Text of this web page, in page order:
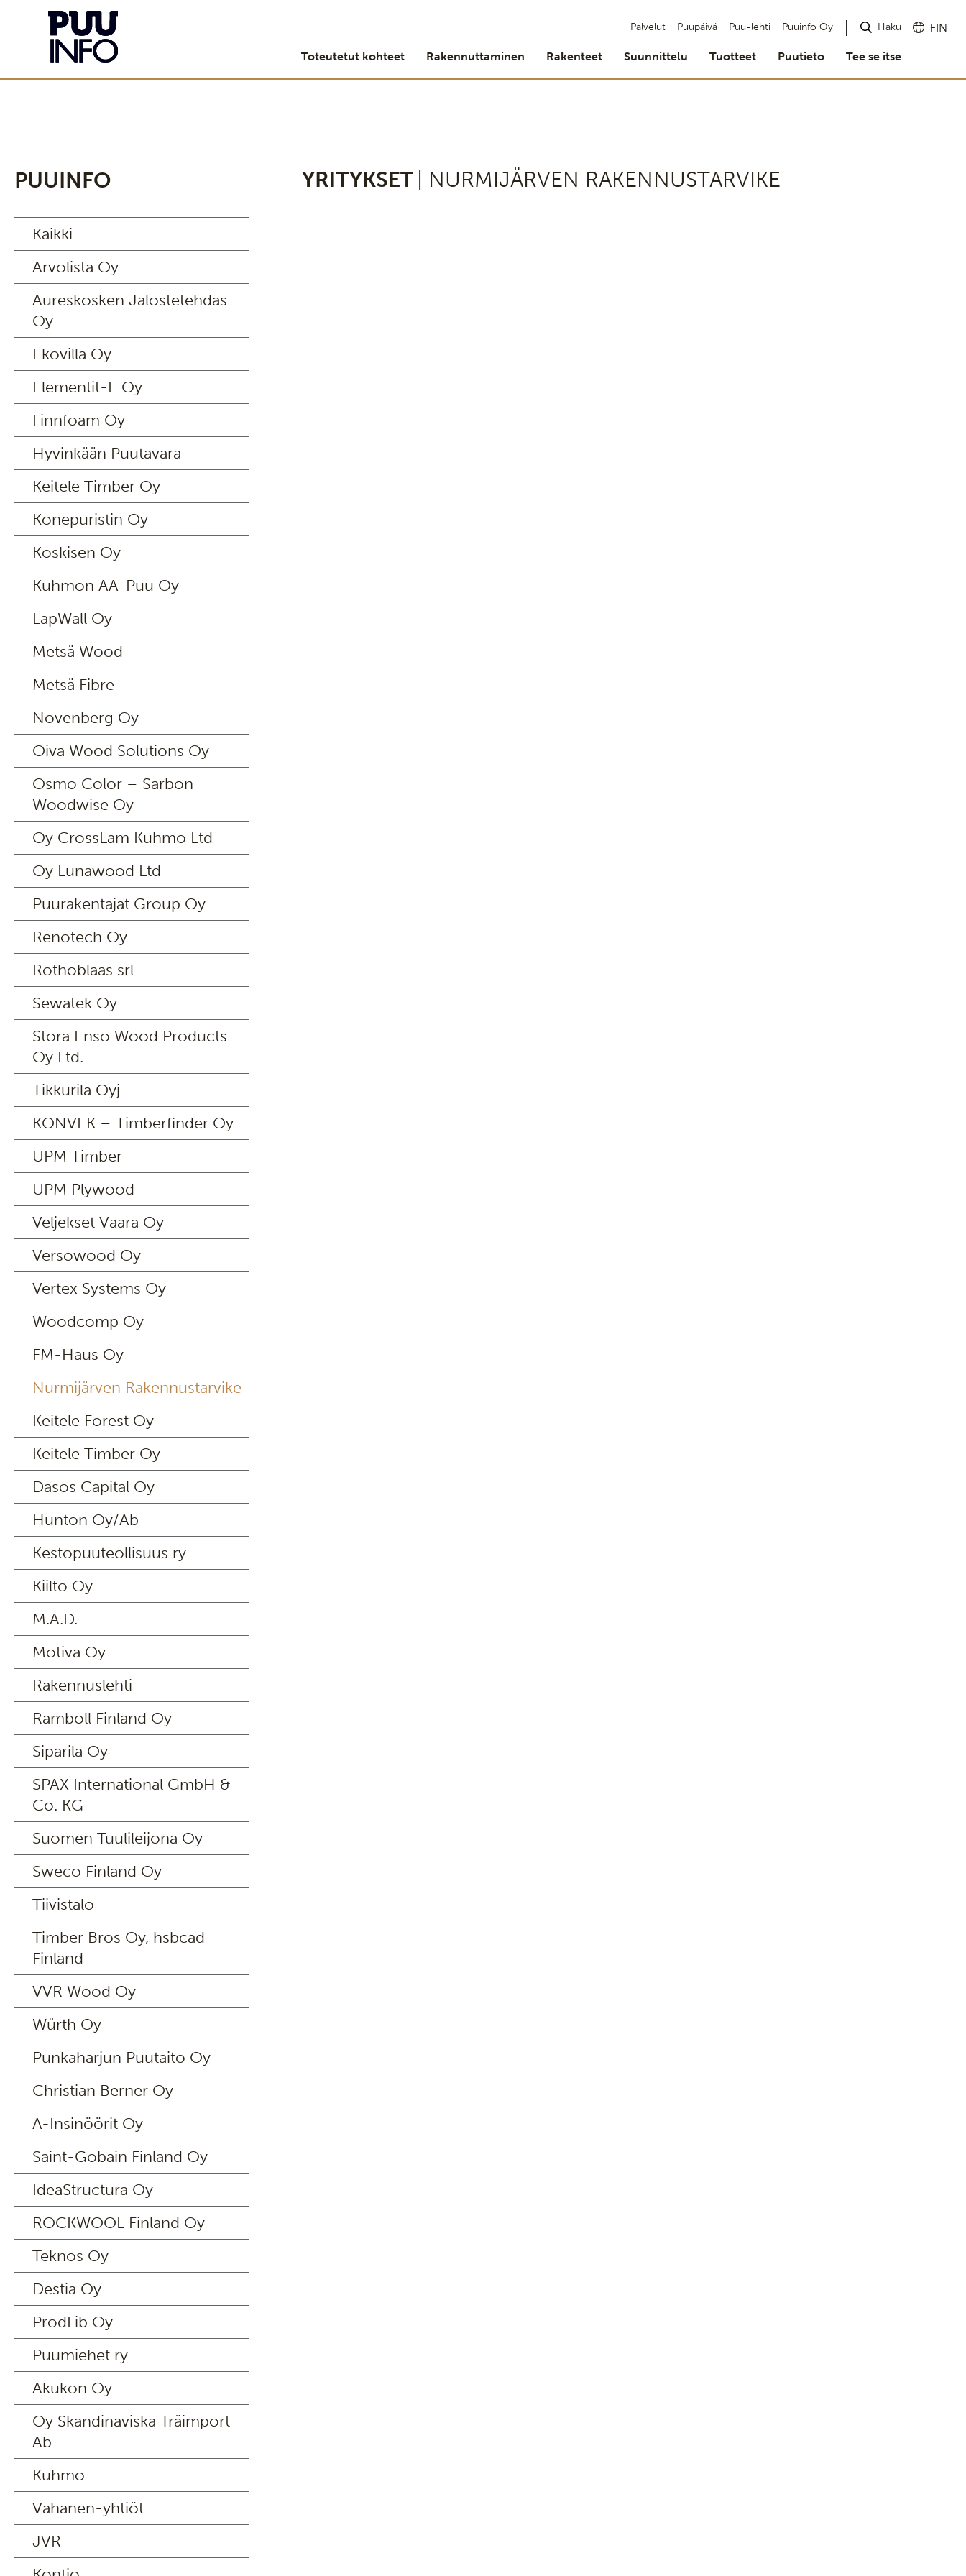
Palvelut Puupäivä Puu-lehti Puuinfo Oy Haku FIN
Toteutetut kohteet Rakennuttaminen Rakenteet Suunnittelu Tuotteet Puutieto Tee se itse
PUUINFO
Kaikki
Arvolista Oy
Aureskosken Jalostetehdas
Oy
Ekovilla Oy
Elementit-E Oy
Finnfoam Oy
Hyvinkään Puutavara
Keitele Timber Oy
Konepuristin Oy
Koskisen Oy
Kuhmon AA-Puu Oy
LapWall Oy
Metsä Wood
Metsä Fibre
Novenberg Oy
Oiva Wood Solutions Oy
Osmo Color – Sarbon
Woodwise Oy
Oy CrossLam Kuhmo Ltd
Oy Lunawood Ltd
Puurakentajat Group Oy
Renotech Oy
Rothoblaas srl
Sewatek Oy
Stora Enso Wood Products
Oy Ltd.
Tikkurila Oyj
KONVEK – Timberfinder Oy
UPM Timber
UPM Plywood
Veljekset Vaara Oy
Versowood Oy
Vertex Systems Oy
Woodcomp Oy
FM-Haus Oy
Nurmijärven Rakennustarvike
Keitele Forest Oy
Keitele Timber Oy
Dasos Capital Oy
Hunton Oy/Ab
Kestopuuteollisuus ry
Kiilto Oy
M.A.D.
Motiva Oy
Rakennuslehti
Ramboll Finland Oy
Siparila Oy
SPAX International GmbH &
Co. KG
Suomen Tuulileijona Oy
Sweco Finland Oy
Tiivistalo
Timber Bros Oy, hsbcad
Finland
VVR Wood Oy
Würth Oy
Punkaharjun Puutaito Oy
Christian Berner Oy
A-Insinöörit Oy
Saint-Gobain Finland Oy
IdeaStructura Oy
ROCKWOOL Finland Oy
Teknos Oy
Destia Oy
ProdLib Oy
Puumiehet ry
Akukon Oy
Oy Skandinaviska Träimport
Ab
Kuhmo
Vahanen-yhtiöt
JVR
YRITYKSET | NURMIJÄRVEN RAKENNUSTARVIKE